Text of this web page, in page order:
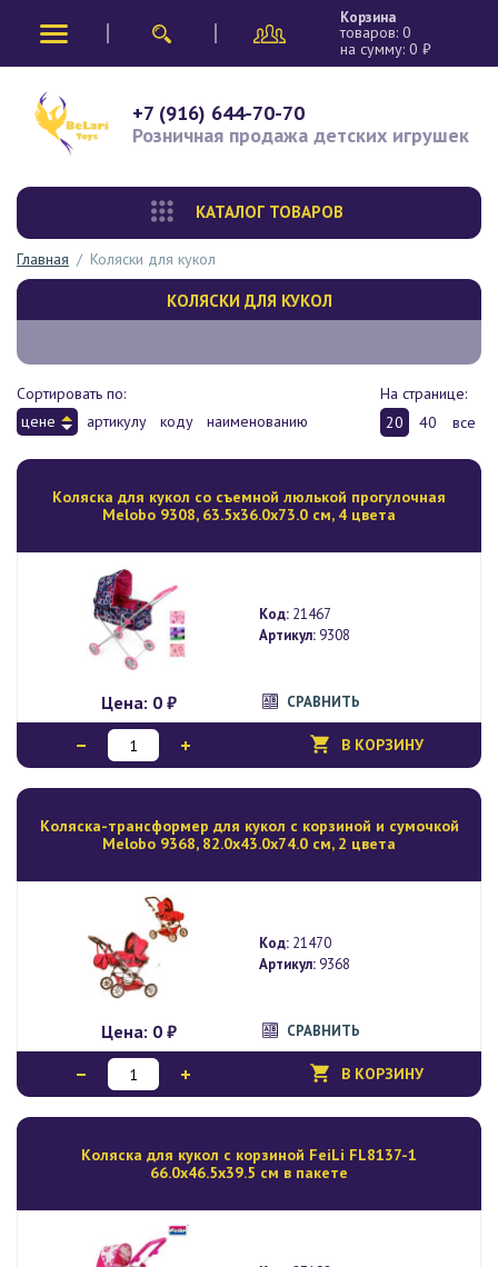
Корзина
товаров: 0
на сумму: 0₽
+7 (916) 644-70-70
Розничная продажа детских игрушек
КАТАЛОГ ТОВАРОВ
Главная / Коляски для кукол
КОЛЯСКИ ДЛЯ КУКОЛ
Сортировать по:
цене
артикулу коду наименованию
На странице:
20
40 все
Коляска для кукол со съемной люлькой прогулочная
Melobo 9308, 63.5х36.0х73.0 см, 4 цвета
Цена: 0 ₽
Код: 21467
Артикул: 9308
СРАВНИТЬ
В КОРЗИНУ
Коляска-трансформер для кукол с корзиной и сумочкой
Melobo 9368, 82.0х43.0х74.0 см, 2 цвета
Цена: 0 ₽
Код: 21470
Артикул: 9368
СРАВНИТЬ
В КОРЗИНУ
Коляска для кукол c корзиной FeiLi FL8137-1
66.0х46.5х39.5 см в пакете